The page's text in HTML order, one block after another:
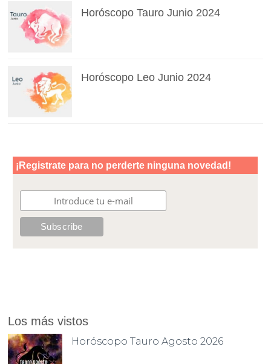
Horóscopo Tauro Junio 2024
Horóscopo Leo Junio 2024
Los más vistos
Horóscopo Tauro Agosto 2026